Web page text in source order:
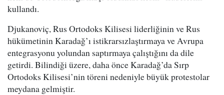
kullandı.
Djukanoviç, Rus Ortodoks Kilisesi liderliğinin ve Rus
hükümetinin Karadağ’ı istikrarsızlaştırmaya ve Avrupa
entegrasyonu yolundan saptırmaya çalıştığını da dile
getirdi. Bilindiği üzere, daha önce Karadağ’da Sırp
Ortodoks Kilisesi’nin töreni nedeniyle büyük protestolar
meydana gelmiştir.